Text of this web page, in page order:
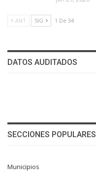
ANT SIG 1 De 34
DATOS AUDITADOS
SECCIONES POPULARES
Municipios